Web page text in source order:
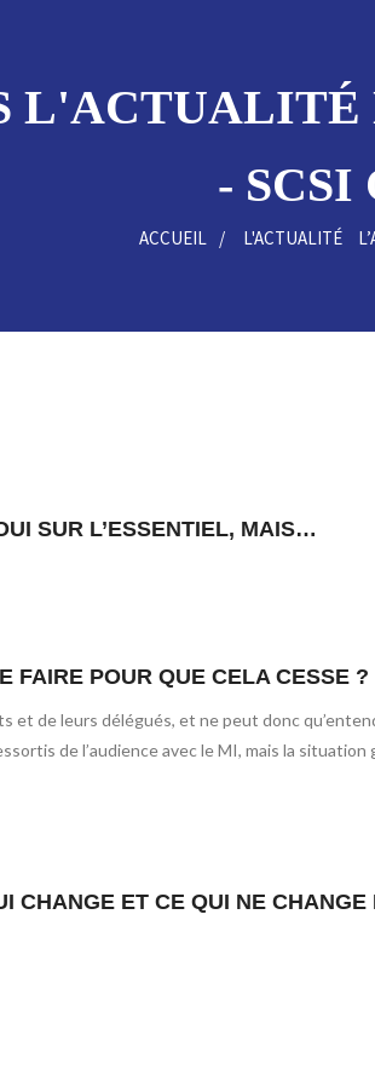
L'ACTUALITÉ
- SCSI
ACCUEIL L'ACTUALITÉ
SUR L’ESSENTIEL, MAIS…
FAIRE POUR QUE CELA CESSE ?
et de leurs délégués, et ne peut donc
de l’audience avec le MI, mais la
CHANGE ET CE QUI NE CHANGE